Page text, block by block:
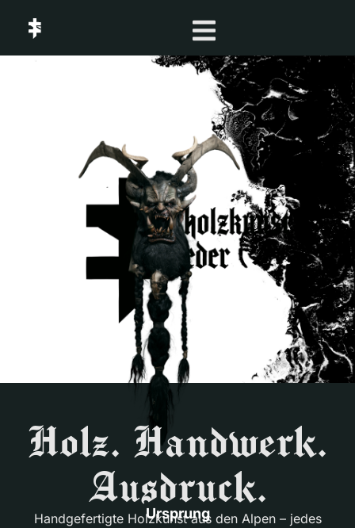
Holz. Handwerk.
Ausdruck.
Handgefertigte Holzkunst aus den Alpen – jedes
Ursprung